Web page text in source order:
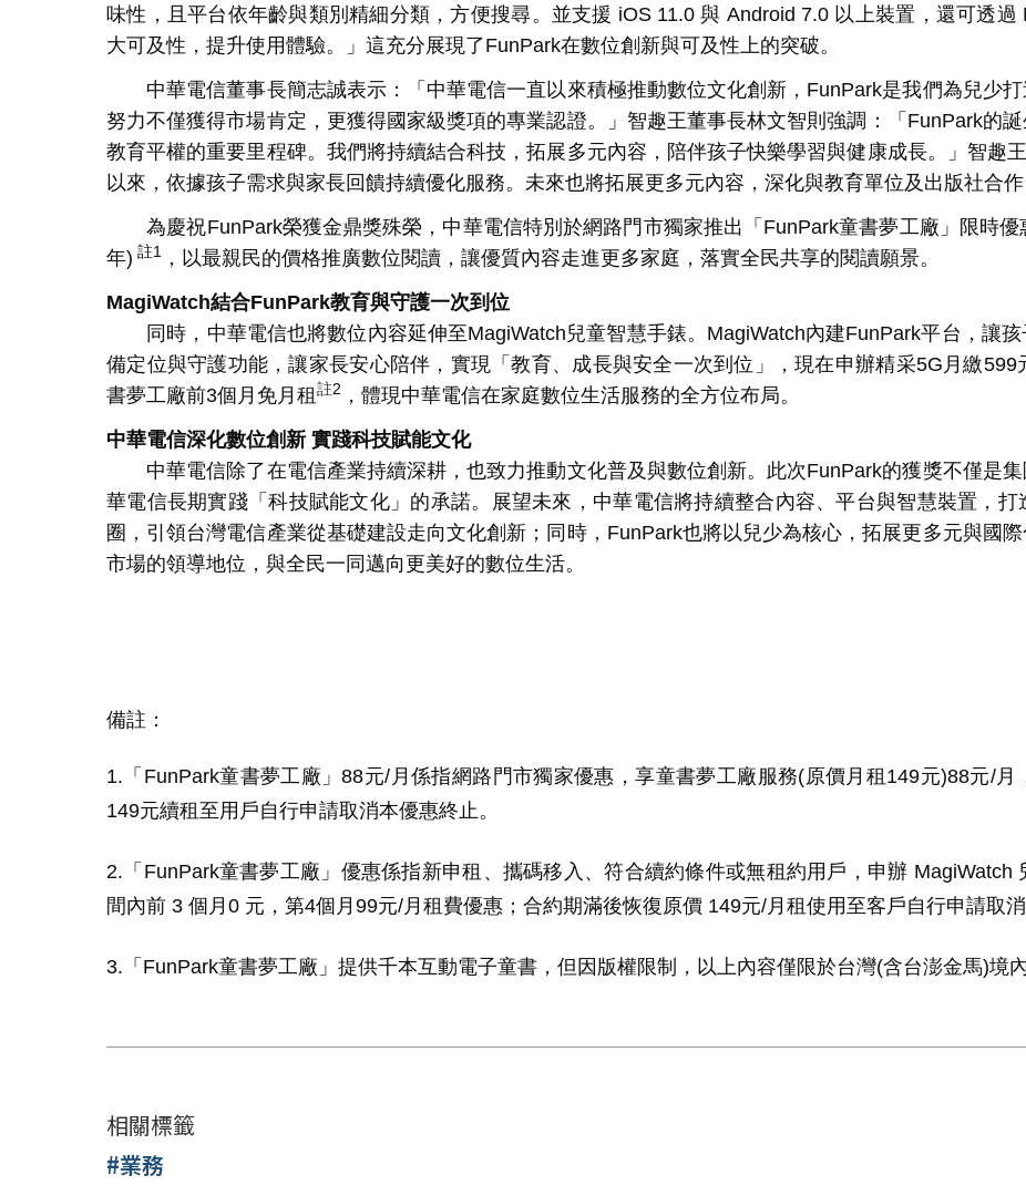
味性，且平台依年齡與類別精細分類，方便搜尋。並支援 iOS 11.0與 Android 7.0 以上裝置，還可透過
大可及性，提升使用體驗。」這充分展現了FunPark在數位創新與可及性上的突破。
中華電信董事長簡志誠表示：「中華電信一直以來積極推動數位文化創新， FunPark是我們為兒少
努力不僅獲得市場肯定，更獲得國家級獎項的專業認證。」智趣王董事長林文智則強調：「 FunPark的
教育平權的重要里程碑。我們將持續結合科技，拓展多元內容，陪伴孩子快樂學習與健康成長。」智趣
以來，依據孩子需求與家長回饋持續優化服務。未來也將拓展更多元內容，深化與教育單位及出版社合
為慶祝FunPark榮獲金鼎獎殊榮，中華電信特別於網路門市獨家推出「 FunPark童書夢工廠」限時優
年) 註1 ，以最親民的價格推廣數位閱讀，讓優質內容走進更多家庭，落實全民共享的閱讀願景。
MagiWatch結合FunPark教育與守護一次到位
同時，中華電信也將數位內容延伸至MagiWatch兒童智慧手錶。 MagiWatch內建FunPark平台，讓
備定位與守護功能，讓家長安心陪伴，實現「教育、成長與安全一次到位」，現在申辦精采5G 月繳599
書夢工廠前3個月免月租 註2 ，體現中華電信在家庭數位生活服務的全方位布局。
中華電信深化數位創新 實踐科技賦能文化
中華電信除了在電信產業持續深耕，也致力推動文化普及與數位創新。此次FunPark的獲獎不僅是
華電信長期實踐「科技賦能文化」的承諾。展望未來，中華電信將持續整合內容、平台與智慧裝置，
圈，引領台灣電信產業從基礎建設走向文化創新；同時， FunPark也將以兒少為核心，拓展更多元與國
市場的領導地位，與全民一同邁向更美好的數位生活。
備註：
1.「 FunPark童書夢工廠」88元/ 月係指網路門市獨家優惠，享童書夢工廠服務(原價月租 149元)88元/月
149元續租至用戶自行申請取消本優惠終止。
2. 「 FunPark童書夢工廠」優惠係指新申租、攜碼移入、符合續約條件或無租約用戶，申辦 MagiWatch
間內前 3 個月 0 元，第4個月 99元/月租費優惠；合約期滿後恢復原價 149元/月租使用至客戶自行申請取消
3. 「 FunPark童書夢工廠」提供千本互動電子童書，但因版權限制，以上內容僅限於台灣(含台澎金馬)境
相關標籤
#業務